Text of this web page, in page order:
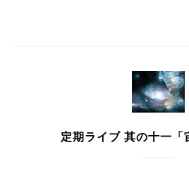
定期ライブ 其の十一「